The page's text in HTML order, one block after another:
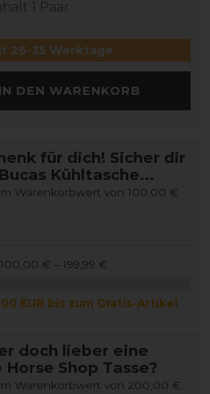
1 Paar
26-35 Werktage
IN DEN WARENKORB
für dich! Sicher dir
Kühltasche...
Warenkorbwert von 100,00 €
€ – 199,99 €
EUR bis zum Gratis-Artikel
doch lieber eine
Horse Shop Tasse?
Warenkorbwert von 200,00 €